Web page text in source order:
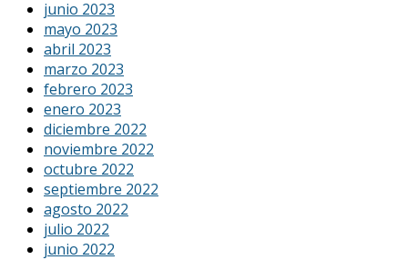
junio 2023
mayo 2023
abril 2023
marzo 2023
febrero 2023
enero 2023
diciembre 2022
noviembre 2022
octubre 2022
septiembre 2022
agosto 2022
julio 2022
junio 2022